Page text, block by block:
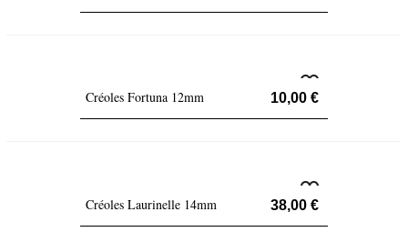
Créoles Fortuna 12mm 10,00 €
Créoles Laurinelle 14mm 38,00 €